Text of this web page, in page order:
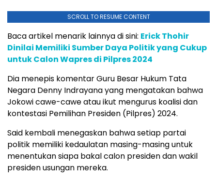
SCROLL TO RESUME CONTENT
Baca artikel menarik lainnya di sini: Erick Thohir
Dinilai Memiliki Sumber Daya Politik yang Cukup
untuk Calon Wapres di Pilpres 2024
Dia menepis komentar Guru Besar Hukum Tata
Negara Denny Indrayana yang mengatakan bahwa
Jokowi cawe-cawe atau ikut mengurus koalisi dan
kontestasi Pemilihan Presiden (Pilpres) 2024.
Said kembali menegaskan bahwa setiap partai
politik memiliki kedaulatan masing-masing untuk
menentukan siapa bakal calon presiden dan wakil
presiden usungan mereka.